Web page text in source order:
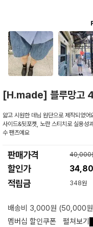
[H.made] 블루망고
얇고 시원한 데님 원단으로 제작되었
사이드&뒷포켓, 노란 스티치로 실용성
수 팬츠예요
판매가격 40,000
할인가
적립금 348원
배송비 3,000원 (50,000원
멤버십 할인쿠폰
펼쳐보기